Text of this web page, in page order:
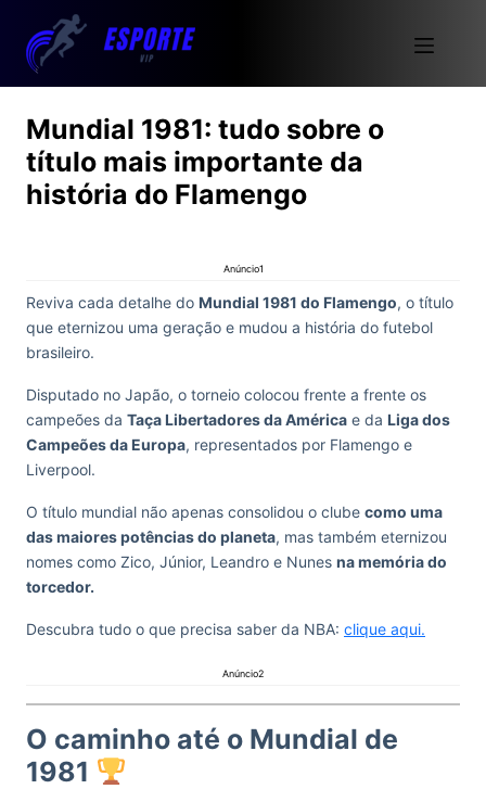
Mundial 1981: tudo sobre o
título mais importante da
história do Flamengo
Anúncio1
Reviva cada detalhe do Mundial 1981 do Flamengo, o título
que eternizou uma geração e mudou a história do futebol
brasileiro.
Disputado no Japão, o torneio colocou frente a frente os
campeões da Taça Libertadores da América e da Liga dos
Campeões da Europa, representados por Flamengo e
Liverpool.
O título mundial não apenas consolidou o clube como uma
das maiores potências do planeta, mas também eternizou
nomes como Zico, Júnior, Leandro e Nunes na memória do
torcedor.
Descubra tudo o que precisa saber da NBA: clique aqui.
Anúncio2
O caminho até o Mundial de
1981